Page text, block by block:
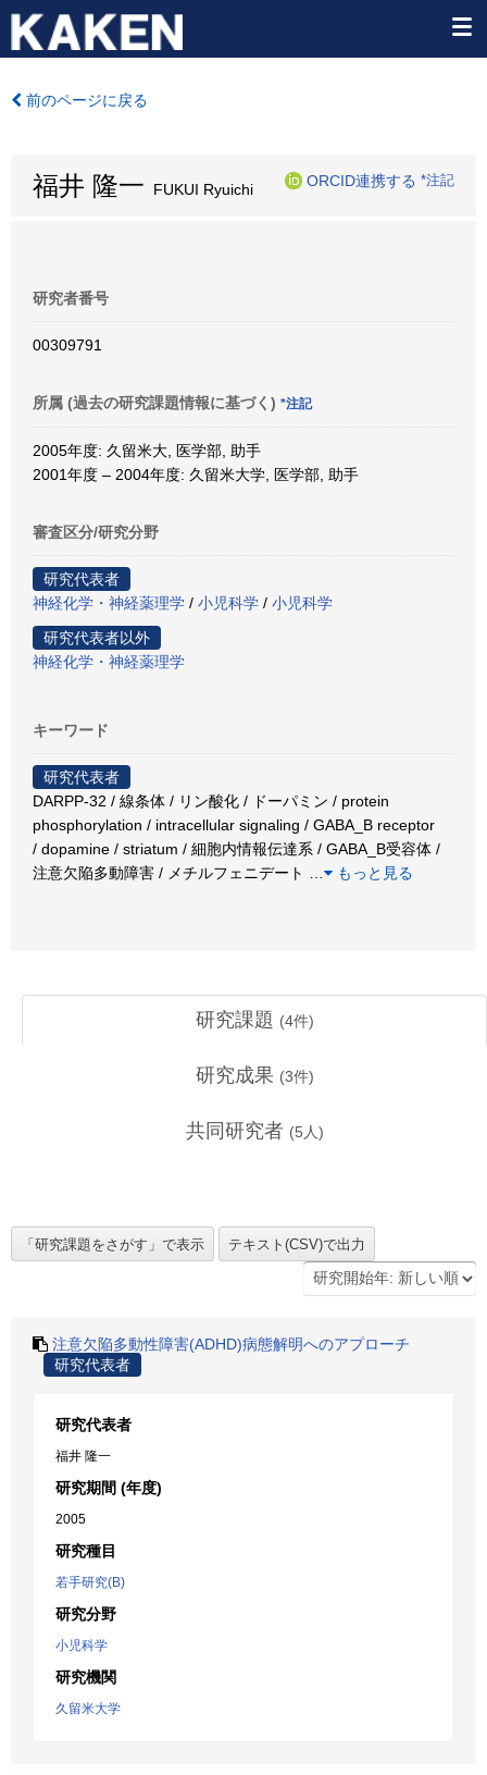
前のページに戻る
福井 隆一 FUKUI Ryuichi
ORCID連携する *注記
研究者番号
00309791
所属 (過去の研究課題情報に基づく) *注記
2005年度: 久留米大, 医学部, 助手
2001年度 – 2004年度: 久留米大学, 医学部, 助手
審査区分/研究分野
研究代表者
神経化学・神経薬理学 / 小児科学 / 小児科学
研究代表者以外
神経化学・神経薬理学
キーワード
研究代表者
DARPP-32 / 線条体 / リン酸化 / ドーパミン / protein
phosphorylation / intracellular signaling / GABA_B receptor
/ dopamine / striatum / 細胞内情報伝達系 / GABA_B受容体 /
注意欠陥多動障害 / メチルフェニデート
もっと見る
研究課題 (4件)
研究成果 (3件)
共同研究者 (5 人)
注意欠陥多動性障害(ADHD)病態解明へのアプローチ
研究代表者
研究代表者
福井 隆一
研究期間 (年度)
2005
研究種目
若手研究(B)
研究分野
小児科学
研究機関
久留米大学